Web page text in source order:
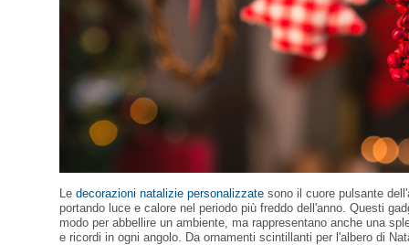
Le decorazioni natalizie personalizzate sono il cuore pulsante
portando luce e calore nel periodo più freddo dell'anno. Questi
modo per abbellire un ambiente, ma rappresentano anche una
e ricordi in ogni angolo. Da ornamenti scintillanti per l'albero di